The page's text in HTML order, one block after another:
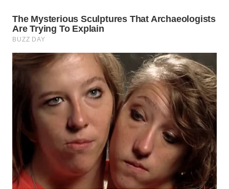
KARAWANG
BEKASI
BOGOR
WN
DEPOK
TAPANULI
UTARA